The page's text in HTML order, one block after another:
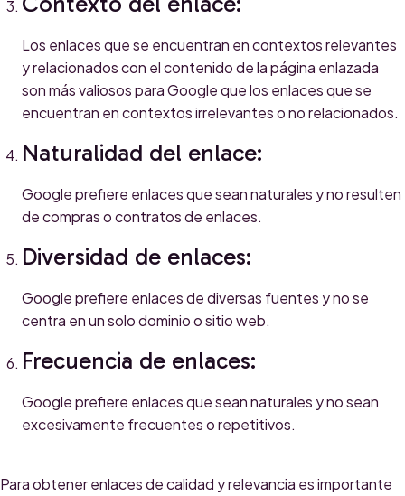
Los enlaces que se encuentran en contextos relevantes
y relacionados con el contenido de la página enlazada
son más valiosos para Google que los enlaces que se
encuentran en contextos irrelevantes o no relacionados.
Naturalidad del enlace:
Google prefiere enlaces que sean naturales y no resulten
de compras o contratos de enlaces.
Diversidad de enlaces:
Google prefiere enlaces de diversas fuentes y no se
centra en un solo dominio o sitio web.
Frecuencia de enlaces:
Google prefiere enlaces que sean naturales y no sean
excesivamente frecuentes o repetitivos.
Para obtener enlaces de calidad y relevancia es importante